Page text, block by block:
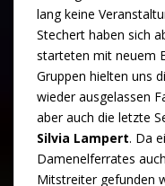
lang keine
Stechert haben sich
starteten mit neuem
Gruppen hielten uns
wieder ausgelassen
aber auch die letzte
Silvia Lampert. Da
Damenelferrates
Mitstreiter gefunden